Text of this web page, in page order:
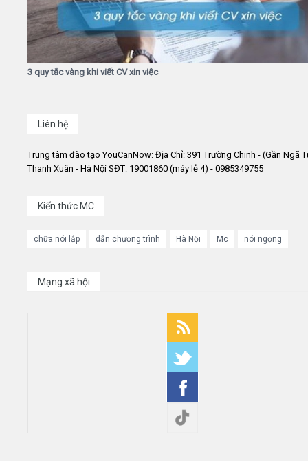
3 quy tắc vàng khi viết CV xin việc
Liên hệ
Trung tâm đào tạo YouCanNow: Địa Chỉ: 391 Trường Chinh - (Gần Ngã
Thanh Xuân - Hà Nội SĐT: 19001860 (máy lẻ 4) - 0985349755
Kiến thức MC
chữa nói lắp dẫn chương trình Hà Nội Mc nói ngọng
Mạng xã hội